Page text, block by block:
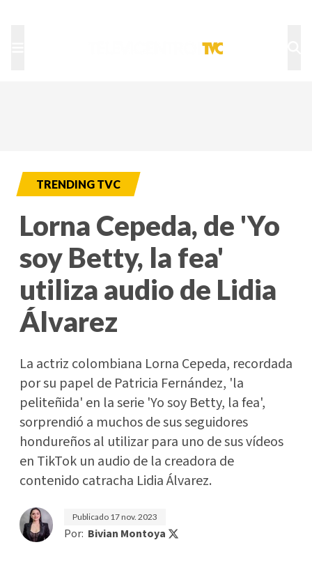
TRENDING TVC
Lorna Cepeda, de 'Yo
soy Betty, la fea'
utiliza audio de Lidia
Álvarez
La actriz colombiana Lorna Cepeda, recordada
por su papel de Patricia Fernández, 'la
peliteñida' en la serie 'Yo soy Betty, la fea',
sorprendió a muchos de sus seguidores
hondureños al utilizar para uno de sus vídeos
en TikTok un audio de la creadora de
contenido catracha Lidia Álvarez.
Publicado 17 nov. 2023
Por: Bivian Montoya